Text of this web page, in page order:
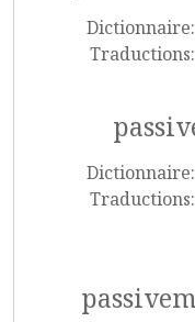
Dictionnaire:
Traductions:
Dictionnaire:
Traductions: